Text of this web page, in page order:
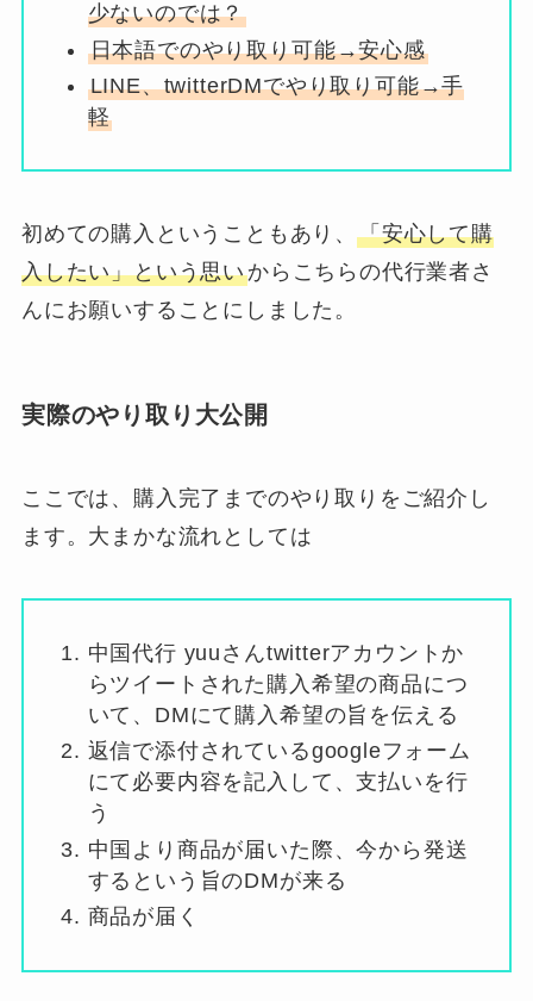
少ないのでは？
日本語でのやり取り可能→安心感
LINE、twitterDMでやり取り可能→手
軽
初めての購入ということもあり、「安心して購
入したい」という思いからこちらの代行業者さ
んにお願いすることにしました。
実際のやり取り大公開
ここでは、購入完了までのやり取りをご紹介し
ます。大まかな流れとしては
中国代行 yuuさんtwitterアカウントか
らツイートされた購入希望の商品につ
いて、DMにて購入希望の旨を伝える
返信で添付されているgoogleフォーム
にて必要内容を記入して、支払いを行
う
中国より商品が届いた際、今から発送
するという旨のDMが来る
商品が届く